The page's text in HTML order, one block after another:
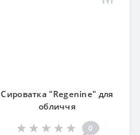
Сироватка "Regenine" для
обличчя
0